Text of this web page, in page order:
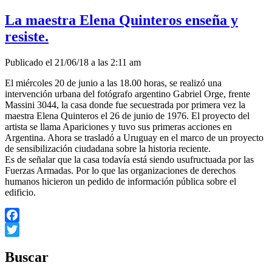
La maestra Elena Quinteros enseña y
resiste.
Publicado el 21/06/18 a las 2:11 am
El miércoles 20 de junio a las 18.00 horas, se realizó una
intervención urbana del fotógrafo argentino Gabriel Orge, frente
Massini 3044, la casa donde fue secuestrada por primera vez la
maestra Elena Quinteros el 26 de junio de 1976. El proyecto del
artista se llama Apariciones y tuvo sus primeras acciones en
Argentina. Ahora se trasladó a Uruguay en el marco de un proyecto
de sensibilización ciudadana sobre la historia reciente.
Es de señalar que la casa todavía está siendo usufructuada por las
Fuerzas Armadas. Por lo que las organizaciones de derechos
humanos hicieron un pedido de información pública sobre el
edificio.
Facebook
Buscar